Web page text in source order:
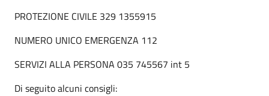
PROTEZIONE CIVILE 329 1355915
NUMERO UNICO EMERGENZA 112
SERVIZI ALLA PERSONA 035 745567 int 5
Di seguito alcuni consigli: